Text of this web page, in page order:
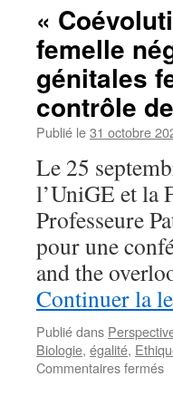
«
femelle
génitales
contrôle
Publié le31 octobre
Le 25
l’UniGE et la
Professeure
pour une
and the
Continuer la
Publié dans
Biologie, égalité,
Commentaires ferméssur